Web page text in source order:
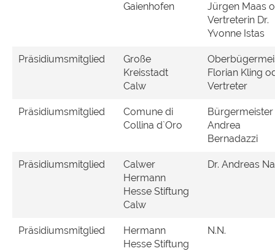
Gaienhofen
Jürgen Maas
Vertreterin Dr.
Yvonne Istas
Präsidiumsmitglied
Große
Kreisstadt
Calw
Florian Kling
Vertreter
Präsidiumsmitglied
Comune di
Collina d`Oro
Bürgermeister
Andrea
Bernadazzi
Präsidiumsmitglied
Calwer
Hermann
Hesse Stiftung
Calw
Dr. Andreas
Präsidiumsmitglied
Hermann
Hesse Stiftung
N.N.